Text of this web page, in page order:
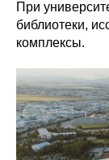
При
библиотеки,
комплексы.